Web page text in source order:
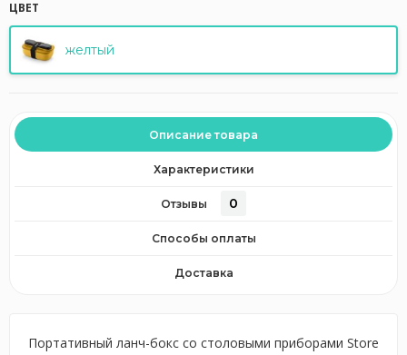
ЦВЕТ
желтый
Описание товара
Характеристики
Отзывы 0
Способы оплаты
Доставка
Портативный ланч-бокс со столовыми приборами Store